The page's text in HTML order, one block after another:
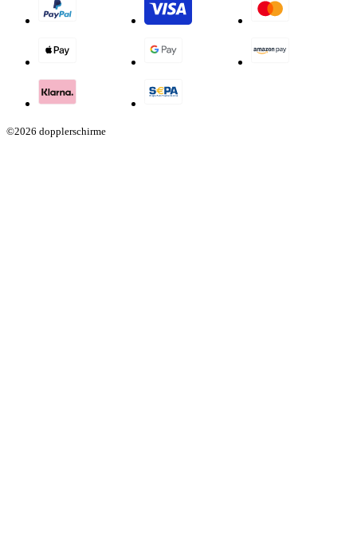
©2026 dopplerschirme